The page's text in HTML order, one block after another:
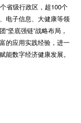
省级行政区，超100个
电子信息、大健康等领
坚底强链”战略布局，
的应用实践经验，进一
能数字经济健康发展。